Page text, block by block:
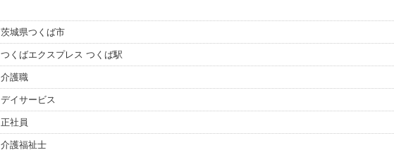
茨城県つくば市
つくばエクスプレス つくば駅
介護職
デイサービス
正社員
介護福祉士